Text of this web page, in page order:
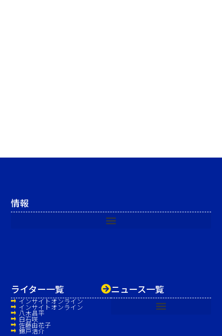
ニュース一覧
ライター一覧
インサイトオンライン
インサイトオンライン
八木昌平
白石咲
佐藤由花子
錦戸浩介
情報